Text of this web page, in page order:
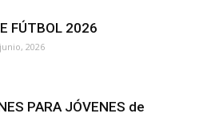
FÚTBOL 2026
2026
PARA JÓVENES de